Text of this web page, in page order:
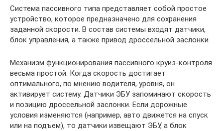
Система пассивного типа представляет собой простое
устройство, которое предназначено для сохранения
заданной скорости. В состав системы входят датчики,
блок управления, а также привод дроссельной заслонки.
Механизм функционирования пассивного круиз-контроля
весьма простой. Когда скорость достигает
оптимального, по мнению водителя, уровня, он
активирует систему. Датчики ЭБУ запоминают скорость
и позицию дроссельной заслонки. Если дорожные
условия изменяются (например, авто движется на спуск
или на подъем), то датчики извещают ЭБУ, а блок